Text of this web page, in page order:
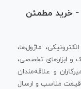
- خرید مطمئن
ماژول‌ها،
و ابزارهای تخصصی،
و علاقه‌مندان
مناسب و ارسال